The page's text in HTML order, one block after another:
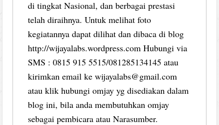
di tingkat Nasional, dan berbagai prestasi
telah diraihnya. Untuk melihat foto
kegiatannya dapat dilihat dan dibaca di blog
http://wijayalabs.wordpress.com Hubungi via
SMS : 0815 915 5515/081285134145 atau
kirimkan email ke wijayalabs@gmail.com
atau klik hubungi omjay yg disediakan dalam
blog ini, bila anda membutuhkan omjay
sebagai pembicara atau Narasumber.